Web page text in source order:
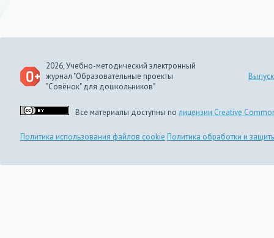
2026, Учебно-методический электронный
журнал "Образовательные проекты
"Совёнок" для дошкольников"
Все материалы доступны по лицензии Creative
Политика использования файлов cookie Политика обработки и